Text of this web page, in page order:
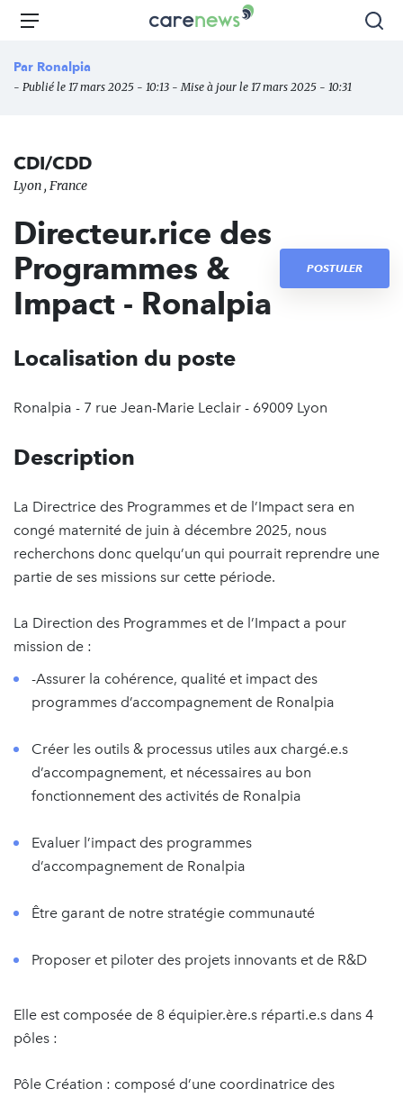
Aller
principal
Carenews,
des
Menu
Par Ronalpia
- Publié le 17 mars 2025 - 10:13 - Mise à jour le 17 mars 2025 - 10:31
CDI/CDD
Lyon , France
Directeur.rice des
Programmes &
Impact - Ronalpia
POSTULER
Localisation du poste
Ronalpia - 7 rue Jean-Marie Leclair - 69009 Lyon
Description
La Directrice des Programmes et de l’Impact sera en
congé maternité de juin à décembre 2025, nous
recherchons donc quelqu’un qui pourrait reprendre une
partie de ses missions sur cette période.
La Direction des Programmes et de l’Impact a pour
mission de :
-Assurer la cohérence, qualité et impact des
programmes d’accompagnement de Ronalpia
Créer les outils & processus utiles aux chargé.e.s
d’accompagnement, et nécessaires au bon
fonctionnement des activités de Ronalpia
Evaluer l’impact des programmes
d’accompagnement de Ronalpia
Être garant de notre stratégie communauté
Proposer et piloter des projets innovants et de R&D
Elle est composée de 8 équipier.ère.s réparti.e.s dans 4
pôles :
Pôle Création : composé d’une coordinatrice des